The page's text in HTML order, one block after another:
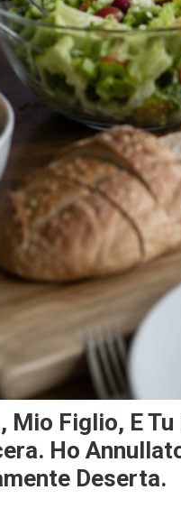
Mio Figlio, E
Ho
Deserta.